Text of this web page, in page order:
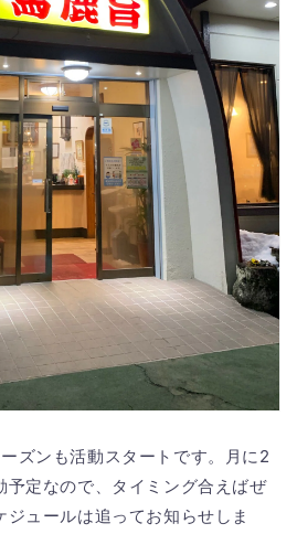
ズンも活動スタートです。月に2
予定なので、タイミング合えばぜ
ュールは追ってお知らせしま